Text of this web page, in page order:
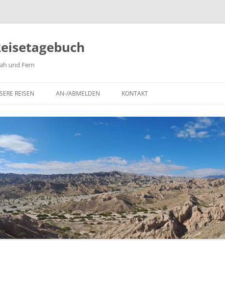
und Fern
REISEN
TIERBEOBACHTUNGEN
BLOG-BEITRÄGE AUF DER
LANDKARTE
SEHENSWÜRDIGKEITEN UND
NATIONALPARKS
CAMPINGPLÄTZE UND
NORDAMERIKA
22
2020
RICA 2019
UND ALASKA 2018
2015
AN-/ABMELDEN
REGISTRIEREN
KONTAKT